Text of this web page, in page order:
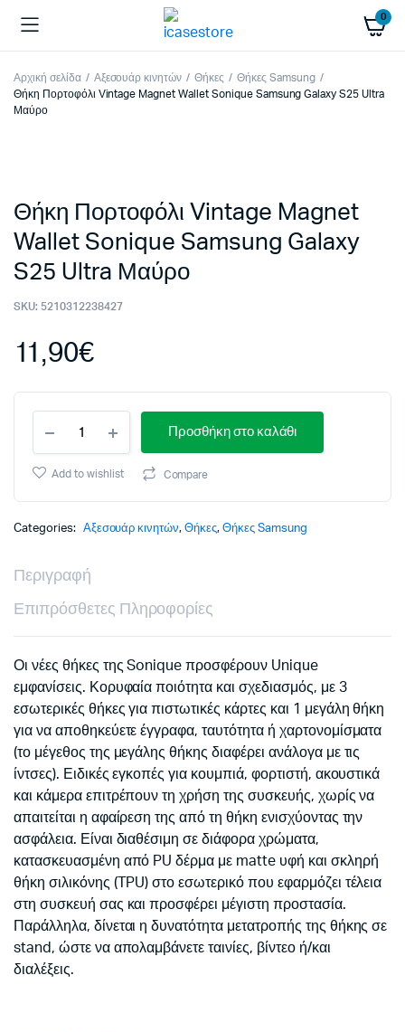
0
Αρχική σελίδα Αξεσουάρ κινητών Θήκες
Θήκες Samsung
Θήκη Πορτοφόλι Vintage Magnet Wallet Sonique Samsung Galaxy S25 Ultra
Μαύρο
Θήκη Πορτοφόλι Vintage Magnet
Wallet Sonique Samsung Galaxy
S25 Ultra Μαύρο
SKU: 5210312238427
11,90€
Πορτοφόλι
Vintage
Magnet
Sonique
Samsung
Ultra
quantity
Προσθήκη στο καλάθι
Add to wishlist Compare
Categories: Αξεσουάρ κινητών,Θήκες, Θήκες Samsung
Περιγραφή
Επιπρόσθετες Πληροφορίες
Οι νέες θήκες της Sonique προσφέρουν Unique
εμφανίσεις. Κορυφαία ποιότητα και σχεδιασμός, με 3
εσωτερικές θήκες για πιστωτικές κάρτες και 1 μεγάλη θήκη
για να αποθηκεύετε έγγραφα, ταυτότητα ή χαρτονομίσματα
(το μέγεθος της μεγάλης θήκης διαφέρει ανάλογα με τις
ίντσες). Ειδικές εγκοπές για κουμπιά, φορτιστή, ακουστικά
και κάμερα επιτρέπουν τη χρήση της συσκευής, χωρίς να
απαιτείται η αφαίρεση της από τη θήκη ενισχύοντας την
ασφάλεια. Είναι διαθέσιμη σε διάφορα χρώματα,
κατασκευασμένη από PU δέρμα με matte υφή και σκληρή
θήκη σιλικόνης (TPU) στο εσωτερικό που εφαρμόζει τέλεια
στη συσκευή σας και προσφέρει μέγιστη προστασία.
Παράλληλα, δίνεται η δυνατότητα μετατροπής της θήκης σε
stand, ώστε να απολαμβάνετε ταινίες, βίντεο ή/και
διαλέξεις.